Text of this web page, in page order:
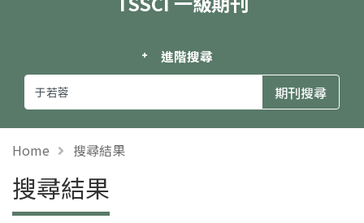
進階搜尋
Home 搜尋結果
搜尋結果